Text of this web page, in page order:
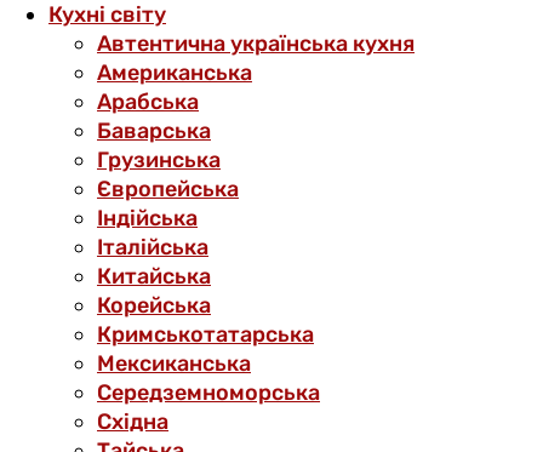
Кухні світу
Автентична українська кухня
Американська
Арабська
Баварська
Грузинська
Європейська
Індійська
Італійська
Китайська
Корейська
Кримськотатарська
Мексиканська
Середземноморська
Східна